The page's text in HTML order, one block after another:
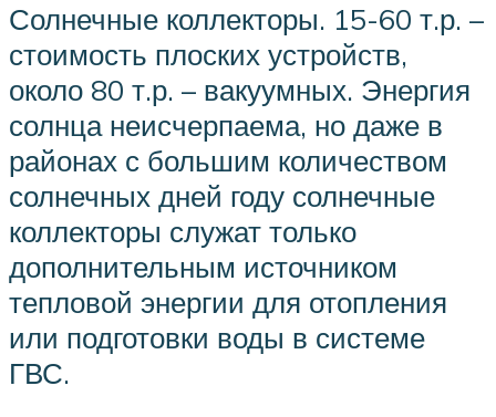
Солнечные коллекторы. 15-60 т.р. –
стоимость плоских устройств,
около 80 т.р. – вакуумных. Энергия
солнца неисчерпаема, но даже в
районах с большим количеством
солнечных дней году солнечные
коллекторы служат только
дополнительным источником
тепловой энергии для отопления
или подготовки воды в системе
ГВС.